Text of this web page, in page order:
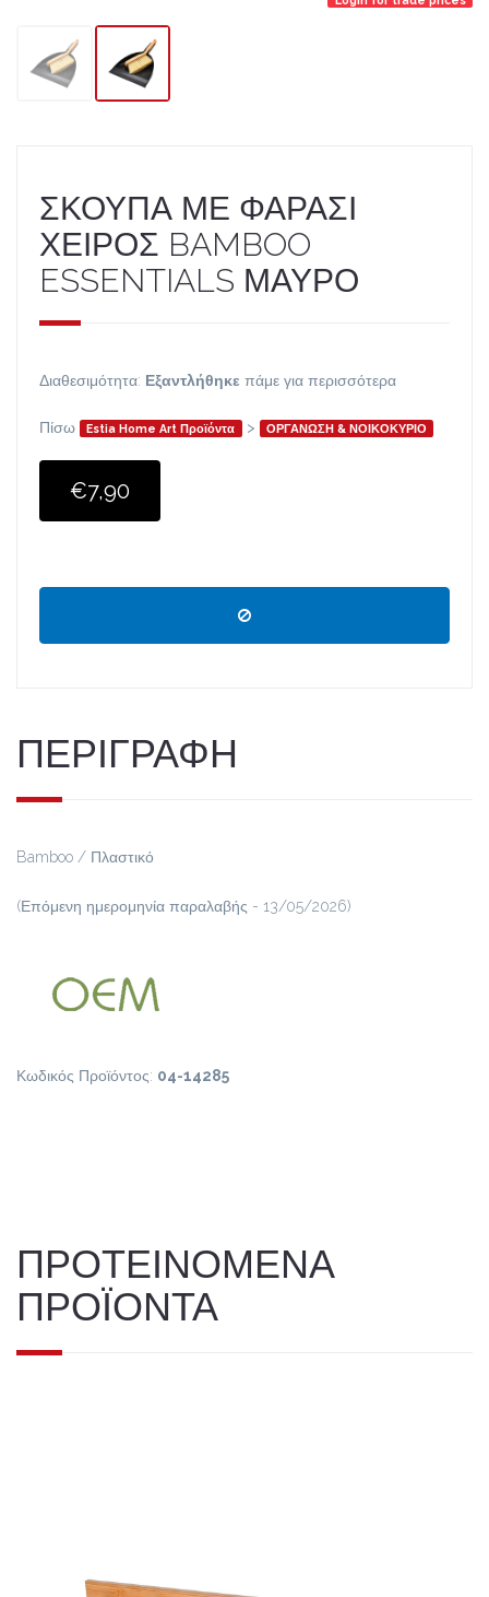
ΣΚΟΥΠΑ ΜΕ ΦΑΡΑΣΙ
ΧΕΙΡΟΣ BAMBOO
ESSENTIALS ΜΑΥΡΟ
Διαθεσιμότητα: Εξαντλήθηκε πάμε για περισσότερα
Πίσω Estia Home Art Προϊόντα > ΟΡΓΑΝΩΣΗ & ΝΟΙΚΟΚΥΡΙΟ
€7,90
ΠΕΡΙΓΡΑΦΗ
Bamboo / Πλαστικό
(Επόμενη ημερομηνία παραλαβής - 13/05/2026)
Κωδικός Προϊόντος: 04-14285
ΠΡΟΤΕΙΝΟΜΕΝΑ
ΠΡΟΪΟΝΤΑ